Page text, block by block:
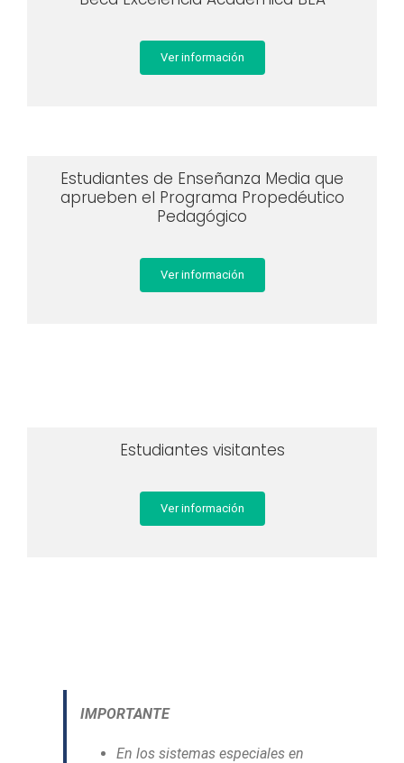
Ver información
Estudiantes de Enseñanza Media que
aprueben el Programa Propedéutico
Pedagógico
Ver información
Estudiantes visitantes
Ver información
IMPORTANTE
En los sistemas especiales en